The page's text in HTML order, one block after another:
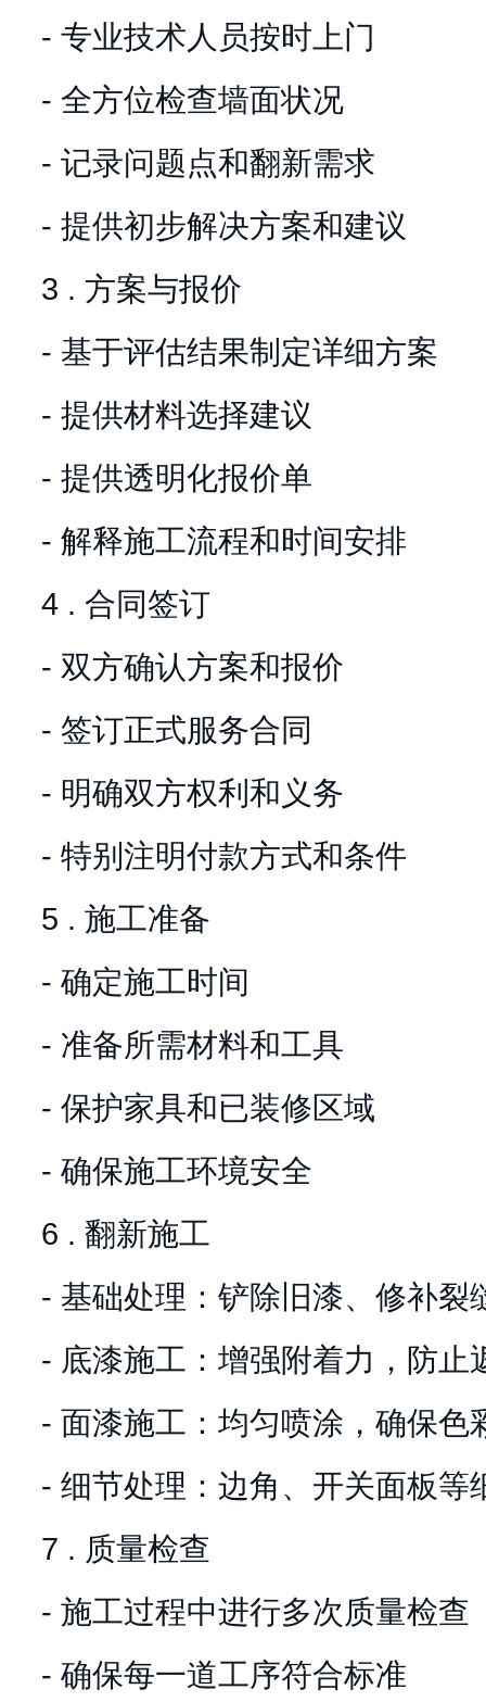
- 专业技术人员按时上门
- 全方位检查墙面状况
- 记录问题点和翻新需求
- 提供初步解决方案和建议
3 . 方案与报价
- 基于评估结果制定详细方案
- 提供材料选择建议
- 提供透明化报价单
- 解释施工流程和时间安排
4 . 合同签订
- 双方确认方案和报价
- 签订正式服务合同
- 明确双方权利和义务
- 特别注明付款方式和条件
5 . 施工准备
- 确定施工时间
- 准备所需材料和工具
- 保护家具和已装修区域
- 确保施工环境安全
6 . 翻新施工
- 基础处理：铲除旧漆、修补裂
- 底漆施工：增强附着力，防止
- 面漆施工：均匀喷涂，确保色
- 细节处理：边角、开关面板等
7 . 质量检查
- 施工过程中进行多次质量检查
- 确保每一道工序符合标准